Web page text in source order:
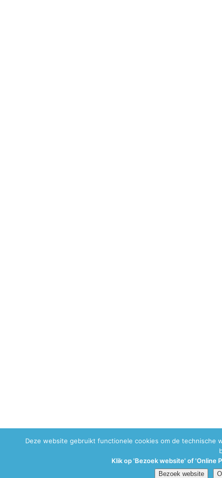
Deze website gebruikt functionele cookies om de technische
Klik op 'Bezoek website' of 'Online
Bezoek website